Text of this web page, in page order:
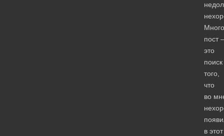
пост
это
поиск
того,
что
во
в этот